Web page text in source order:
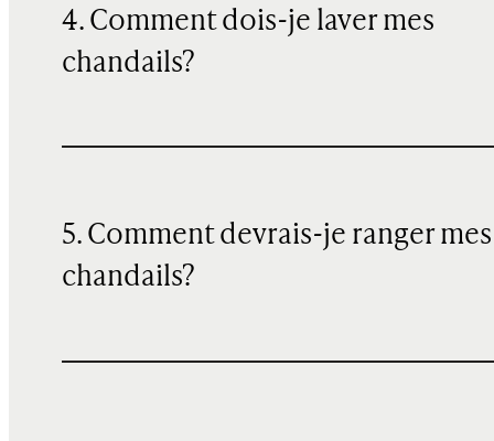
4. Comment dois-je laver mes
chandails?
5. Comment devrais-je ranger mes
chandails?